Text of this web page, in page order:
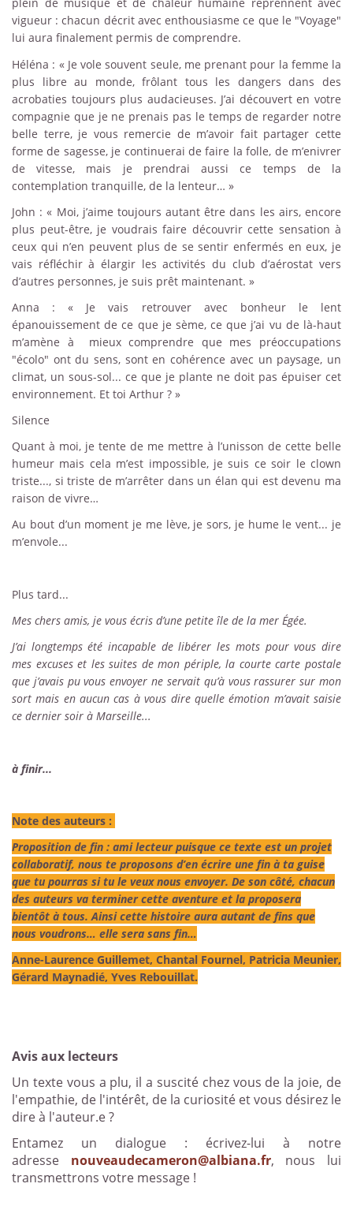
plein de musique et de chaleur humaine reprennent avec
vigueur : chacun décrit avec enthousiasme ce que le "Voyage"
lui aura finalement permis de comprendre.
Héléna : « Je vole souvent seule, me prenant pour la femme la
plus libre au monde, frôlant tous les dangers dans des
acrobaties toujours plus audacieuses. J’ai découvert en votre
compagnie que je ne prenais pas le temps de regarder notre
belle terre, je vous remercie de m’avoir fait partager cette
forme de sagesse, je continuerai de faire la folle, de m’enivrer
de vitesse, mais je prendrai aussi ce temps de la
contemplation tranquille, de la lenteur… »
John : « Moi, j’aime toujours autant être dans les airs, encore
plus peut-être, je voudrais faire découvrir cette sensation à
ceux qui n’en peuvent plus de se sentir enfermés en eux, je
vais réfléchir à élargir les activités du club d’aérostat vers
d’autres personnes, je suis prêt maintenant. »
Anna : « Je vais retrouver avec bonheur le lent
épanouissement de ce que je sème, ce que j’ai vu de là-haut
m’amène à mieux comprendre que mes préoccupations
"écolo" ont du sens, sont en cohérence avec un paysage, un
climat, un sous-sol... ce que je plante ne doit pas épuiser cet
environnement. Et toi Arthur ? »
Silence
Quant à moi, je tente de me mettre à l’unisson de cette belle
humeur mais cela m’est impossible, je suis ce soir le clown
triste..., si triste de m’arrêter dans un élan qui est devenu ma
raison de vivre…
Au bout d’un moment je me lève, je sors, je hume le vent... je
m’envole...
Plus tard...
Mes chers amis, je vous écris d’une petite île de la mer Égée.
J’ai longtemps été incapable de libérer les mots pour vous dire
mes excuses et les suites de mon périple, la courte carte postale
que j’avais pu vous envoyer ne servait qu’à vous rassurer sur mon
sort mais en aucun cas à vous dire quelle émotion m’avait saisie
ce dernier soir à Marseille...
à finir...
Note des auteurs :
Proposition de fin : ami lecteur puisque ce texte est un projet
collaboratif, nous te proposons d’en écrire une fin à ta guise
que tu pourras si tu le veux nous envoyer. De son côté, chacun
des auteurs va terminer cette aventure et la proposera
bientôt à tous. Ainsi cette histoire aura autant de fins que
nous voudrons… elle sera sans fin…
Anne-Laurence Guillemet, Chantal Fournel, Patricia Meunier,
Gérard Maynadié, Yves Rebouillat.
Avis aux lecteurs
Un texte vous a plu, il a suscité chez vous de la joie, de
l'empathie, de l'intérêt, de la curiosité et vous désirez le
dire à l'auteur.e ?
Entamez un dialogue : écrivez-lui à notre
adresse nouveaudecameron@albiana.fr, nous lui
transmettrons votre message !